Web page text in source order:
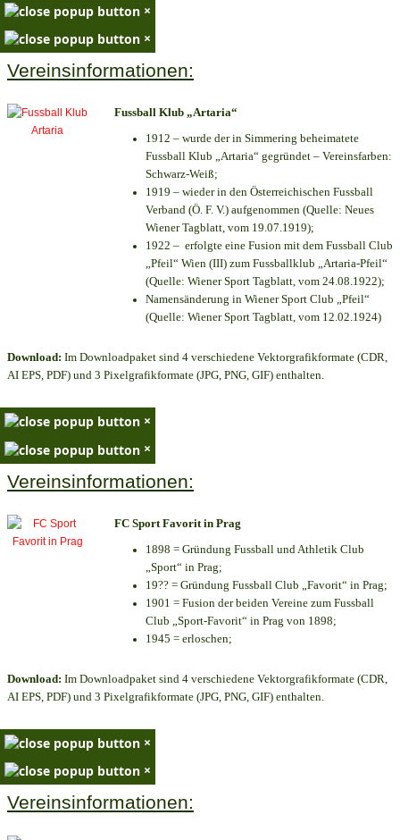
×
×
Vereinsinformationen:
Fussball Klub „Artaria“
1912 – wurde der in Simmering beheimatete
Fussball Klub „Artaria“ gegründet – Vereinsfarben:
Schwarz-Weiß;
1919 – wieder in den Österreichischen Fussball
Verband (Ö. F. V.) aufgenommen (Quelle: Neues
Wiener Tagblatt, vom 19.07.1919);
1922 – erfolgte eine Fusion mit dem Fussball Club
„Pfeil“ Wien (III) zum Fussballklub „Artaria-Pfeil“
(Quelle: Wiener Sport Tagblatt, vom 24.08.1922);
Namensänderung in Wiener Sport Club „Pfeil“
(Quelle: Wiener Sport Tagblatt, vom 12.02.1924)
Download: Im Downloadpaket sind 4 verschiedene Vektorgrafikformate (CDR,
AI EPS, PDF) und 3 Pixelgrafikformate (JPG, PNG, GIF) enthalten.
×
×
Vereinsinformationen:
FC Sport Favorit in Prag
1898 = Gründung Fussball und Athletik Club
„Sport“ in Prag;
19?? = Gründung Fussball Club „Favorit“ in Prag;
1901 = Fusion der beiden Vereine zum Fussball
Club „Sport-Favorit“ in Prag von 1898;
1945 = erloschen;
Download: Im Downloadpaket sind 4 verschiedene Vektorgrafikformate (CDR,
AI EPS, PDF) und 3 Pixelgrafikformate (JPG, PNG, GIF) enthalten.
×
×
Vereinsinformationen: